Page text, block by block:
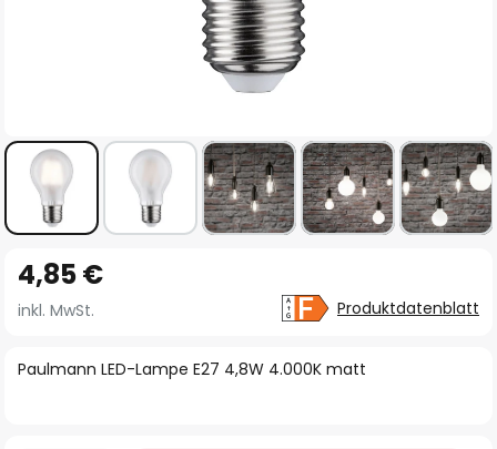
Anfang
der
springen
Paulmann LED-Lampe E27 4,8W 4.000K matt
4,85 €
inkl. MwSt. Produktdatenblatt